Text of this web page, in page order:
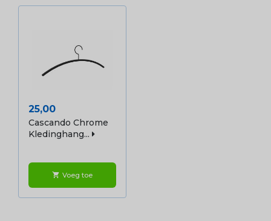
Prijs
25,00
Cascando Chrome
Kledinghang...
shopping_cart Voeg toe